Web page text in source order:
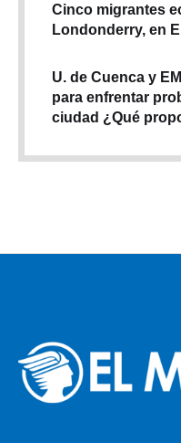
Cinco migrantes
Londonderry, en
U. de Cuenca y
para enfrentar
ciudad ¿Qué